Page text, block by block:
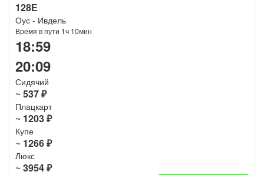
128Е
Оус - Ивдель
Время в пути 1ч 10мин
18:59
20:09
Сидячий
~ 537 ₽
Плацкарт
~ 1203 ₽
Купе
~ 1266 ₽
Люкс
~ 3954 ₽